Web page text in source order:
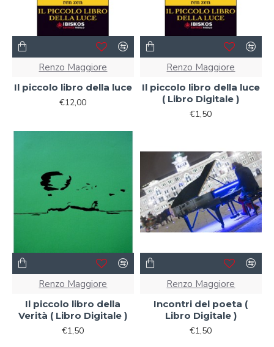
Renzo Maggiore
Il piccolo libro della luce
€12,00
Renzo Maggiore
Il piccolo libro della luce
( Libro Digitale )
€1,50
Renzo Maggiore
Il piccolo libro della
Verità ( Libro Digitale )
€1,50
Renzo Maggiore
Incontri del poeta (
Libro Digitale )
€1,50